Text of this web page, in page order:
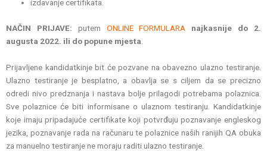
izdavanje certifikata.
NAČIN PRIJAVE: putem ONLINE FORMULARA
najkasnije do 2.
augusta 2022. ili do popune mjesta
Prijavljene kandidatkinje bit će pozvane na obavezno ulazno testiranje.
Ulazno testiranje je besplatno, a obavlja se s ciljem da se precizno
odredi nivo predznanja i nastava bolje prilagodi potrebama polaznica.
Sve polaznice će biti informisane o ulaznom testiranju. Kandidatkinje
koje imaju pripadajuće certifikate koji potvrđuju poznavanje engleskog
jezika, poznavanje rada na računaru te polaznice naših ranijih QA obuka
za manuelno testiranje ne moraju raditi ulazno testiranje.